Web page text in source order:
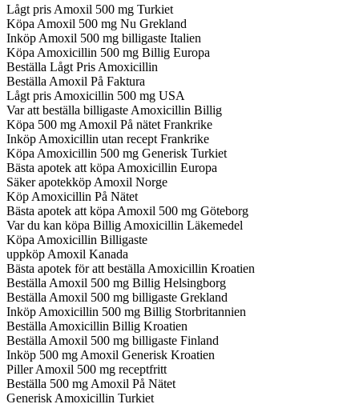
Lågt pris Amoxil 500 mg Turkiet
Köpa Amoxil 500 mg Nu Grekland
Inköp Amoxil 500 mg billigaste Italien
Köpa Amoxicillin 500 mg Billig Europa
Beställa Lågt Pris Amoxicillin
Beställa Amoxil På Faktura
Lågt pris Amoxicillin 500 mg USA
Var att beställa billigaste Amoxicillin Billig
Köpa 500 mg Amoxil På nätet Frankrike
Inköp Amoxicillin utan recept Frankrike
Köpa Amoxicillin 500 mg Generisk Turkiet
Bästa apotek att köpa Amoxicillin Europa
Säker apotekköp Amoxil Norge
Köp Amoxicillin På Nätet
Bästa apotek att köpa Amoxil 500 mg Göteborg
Var du kan köpa Billig Amoxicillin Läkemedel
Köpa Amoxicillin Billigaste
uppköp Amoxil Kanada
Bästa apotek för att beställa Amoxicillin Kroatien
Beställa Amoxil 500 mg Billig Helsingborg
Beställa Amoxil 500 mg billigaste Grekland
Inköp Amoxicillin 500 mg Billig Storbritannien
Beställa Amoxicillin Billig Kroatien
Beställa Amoxil 500 mg billigaste Finland
Inköp 500 mg Amoxil Generisk Kroatien
Piller Amoxil 500 mg receptfritt
Beställa 500 mg Amoxil På Nätet
Generisk Amoxicillin Turkiet